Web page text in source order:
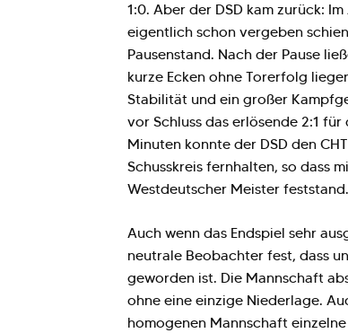
1:0. Aber der DSD kam zurück:
eigentlich schon vergeben
Pausenstand. Nach der Pause
kurze Ecken ohne Torerfolg
Stabilität und ein großer
vor Schluss das erlösende 2:1
Minuten konnte der DSD den
Schusskreis fernhalten, so dass
Westdeutscher Meister feststand.
Auch wenn das Endspiel sehr
neutrale Beobachter fest, dass
geworden ist. Die Mannschaft
ohne eine einzige Niederlage.
homogenen Mannschaft